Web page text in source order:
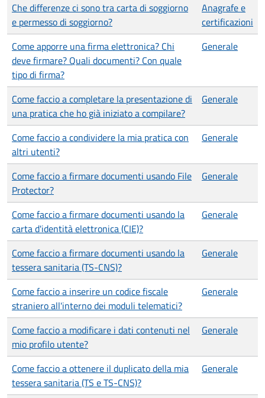
Che differenze ci sono tra carta di soggiorno
e permesso di soggiorno?
Anagrafe e
certificazioni
Come apporre una firma elettronica? Chi
deve firmare? Quali documenti? Con quale
tipo di firma?
Generale
Come faccio a completare la presentazione di
una pratica che ho già iniziato a compilare?
Generale
Come faccio a condividere la mia pratica con
altri utenti?
Generale
Come faccio a firmare documenti usando File
Protector?
Generale
Come faccio a firmare documenti usando la
carta d'identità elettronica (CIE)?
Generale
Come faccio a firmare documenti usando la
tessera sanitaria (TS-CNS)?
Generale
Come faccio a inserire un codice fiscale
straniero all'interno dei moduli telematici?
Generale
Come faccio a modificare i dati contenuti nel
mio profilo utente?
Generale
Come faccio a ottenere il duplicato della mia
tessera sanitaria (TS e TS-CNS)?
Generale